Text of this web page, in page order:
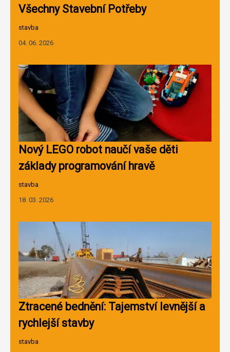
Všechny Stavební Potřeby
stavba
04. 06. 2026
Nový LEGO robot naučí vaše děti
základy programování hravě
stavba
18. 03. 2026
Ztracené bednění: Tajemství levnější a
rychlejší stavby
stavba